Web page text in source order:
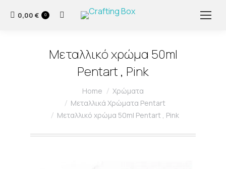
0,00 € 0 Search:
Μεταλλικό χρώμα 50ml
Pentart , Pink
Home
Χρώματα
Μεταλλικά Χρώματα Pentart
Μεταλλικό χρώμα 50ml Pentart , Pink